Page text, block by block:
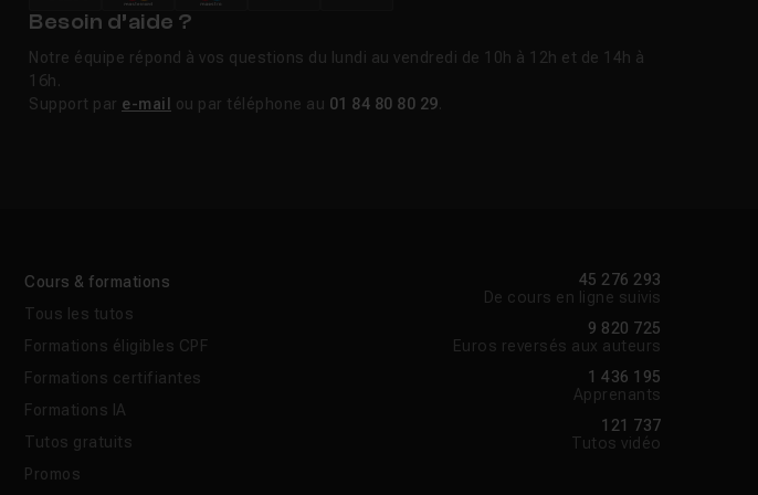
Voir la réponse
Besoin d’aide ?
Notre équipe répond à vos questions du lundi au vendredi de 10h à 12h et de 14h à
16h.
Support par e-mail ou par téléphone au 01 84 80 80 29
Cours & formations
Tous les tutos
Formations éligibles CPF
Formations certifiantes
Formations IA
Tutos gratuits
Promos
45 276 293
De cours en ligne suivis
9 820 725
Euros reversés aux auteurs
1 436 195
Apprenants
121 737
Tutos vidéo